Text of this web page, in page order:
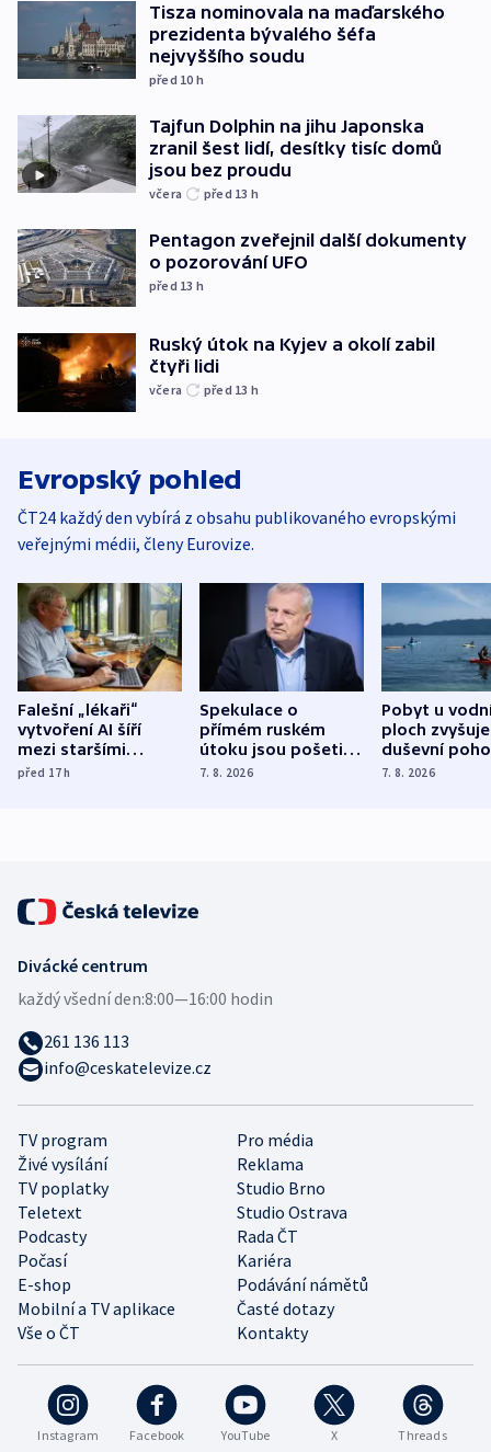
Tisza nominovala na maďarského
prezidenta bývalého šéfa
nejvyššího soudu
před 10 h
Tajfun Dolphin na jihu Japonska
zranil šest lidí, desítky tisíc domů
jsou bez proudu
včera před 13 h
Pentagon zveřejnil další dokumenty
o pozorování UFO
před 13 h
Ruský útok na Kyjev a okolí zabil
čtyři lidi
včera před 13 h
Evropský pohled
ČT24 každý den vybírá z obsahu publikovaného evropskými
veřejnými médii, členy Eurovize.
Falešní „lékaři“
vytvoření AI šíří
mezi staršími
Poláky nebezpečné
před 17h
Spekulace o
přímém ruském
útoku jsou pošetilé,
míní estonský
7. 8. 2026
Pobyt u
ploch zvyšuje
duševní
ukázala
7. 8. 2026
Instagram Facebook YouTube X Threads
TV program
Pro média
Živé vysílání
Reklama
TV poplatky
Studio Brno
Teletext
Studio Ostrava
Podcasty
Rada ČT
Počasí
Kariéra
E-shop
Podávání námětů
Mobilní a TV aplikace
Časté dotazy
Vše o ČT
Kontakty
Divácké centrum
každý všední den:8:00—16:00 hodin
261 136 113
info@ceskatelevize.cz